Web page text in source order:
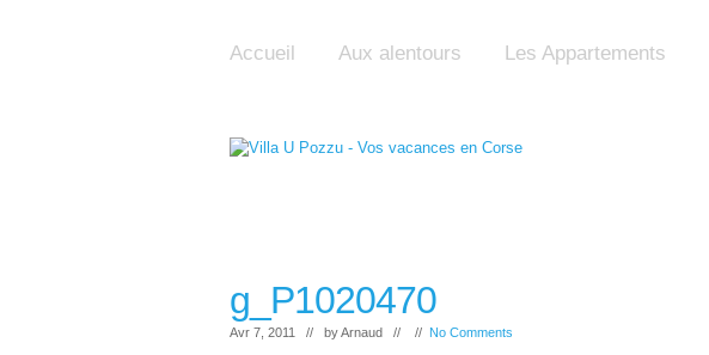
Accueil Aux alentours Les Appartements
g_P1020470
Avr 7, 2011 // byArnaud // // No Comments